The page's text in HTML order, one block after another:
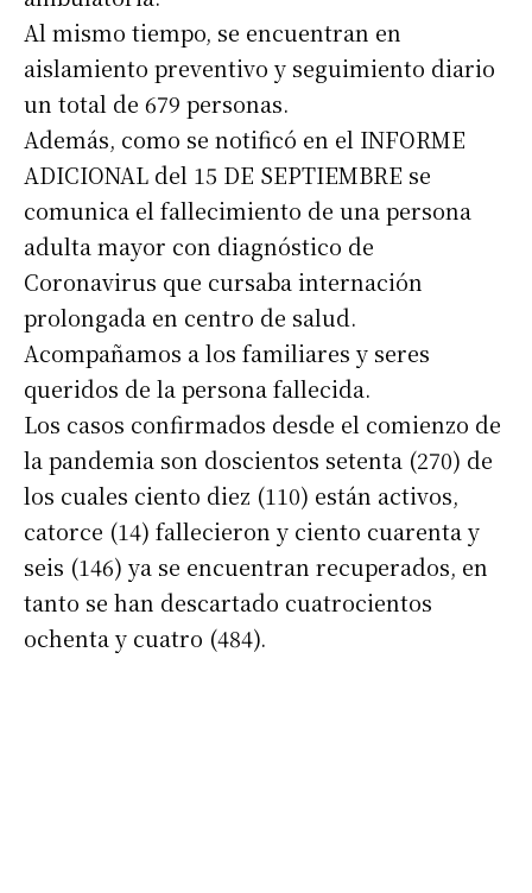
Apellidos
Al mismo tiempo, se encuentran en
aislamiento preventivo y seguimiento diario
un total de 679 personas.
Además, como se notificó en el INFORME
ADICIONAL del 15 DE SEPTIEMBRE se
comunica el fallecimiento de una persona
adulta mayor con diagnóstico de
Coronavirus que cursaba internación
prolongada en centro de salud.
Acompañamos a los familiares y seres
queridos de la persona fallecida.
Los casos confirmados desde el comienzo de
la pandemia son doscientos setenta (270) de
los cuales ciento diez (110) están activos,
catorce (14) fallecieron y ciento cuarenta y
seis (146) ya se encuentran recuperados, en
tanto se han descartado cuatrocientos
ochenta y cuatro (484).